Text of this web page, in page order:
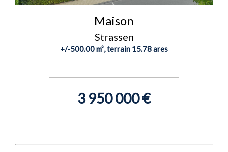
Maison
Strassen
+/-500.00 m², terrain 15.78 ares
3 950 000 €